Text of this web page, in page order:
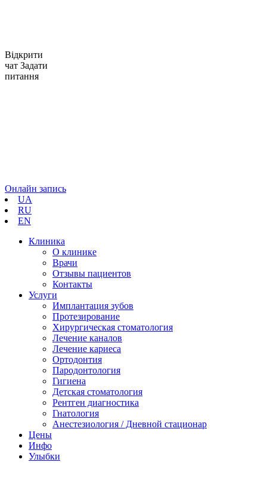
Відкрити
чат Задати
питання
Онлайн запись
UA
RU
EN
Клиника
О клинике
Врачи
Отзывы пациентов
Контакты
Услуги
Имплантация зубов
Протезирование
Хирургическая стоматология
Лечение каналов
Лечение кариеса
Ортодонтия
Пародонтология
Гигиена
Детская стоматология
Рентген диагностика
Гнатология
Анестезиология / Дневной стационар
Цены
Инфо
Улыбки